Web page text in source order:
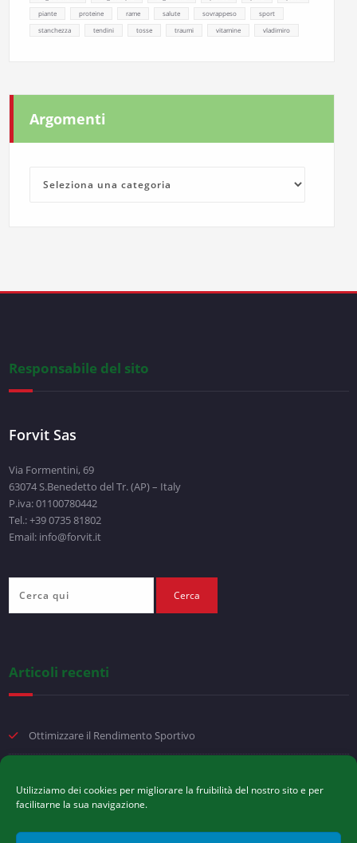
Utilizziamo dei cookies per migliorare la fruibilità del nostro sito e per
facilitarne la sua navigazione.
piante
proteine rame salute sovrappeso
sport
stanchezza
tendini tosse traumi vitamine vladimiro
Argomenti
Responsabile del sito
Forvit Sas
Via Formentini, 69
63074 S.Benedetto del Tr. (AP) – Italy
P.iva: 01100780442
Tel.: +39 0735 81802
Email: info@forvit.it
Articoli recenti
Ottimizzare il Rendimento Sportivo
Arpagofito: benefici per articolazioni, muscoli e mobilità